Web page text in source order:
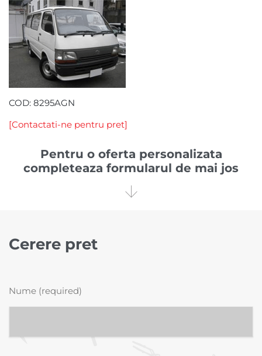
COD: 8295AGN
[Contactati-ne pentru pret]
Pentru o oferta personalizata
completeaza formularul de mai jos

Cerere pret
Nume (required)